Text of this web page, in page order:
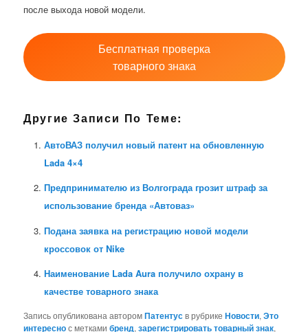
после выхода новой модели.
Бесплатная проверка
товарного знака
Другие Записи По Теме:
АвтоВАЗ получил новый патент на обновленную
Lada 4×4
Предпринимателю из Волгограда грозит штраф за
использование бренда «Автоваз»
Подана заявка на регистрацию новой модели
кроссовок от Nike
Наименование Lada Aura получило охрану в
качестве товарного знака
Запись опубликована авторомПатентусв рубрикеНовости,Это
интереснос меткамибренд,зарегистрировать товарный знак,